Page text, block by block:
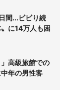
間...ビビり続
に14万人も困
高級旅館での
年の男性客